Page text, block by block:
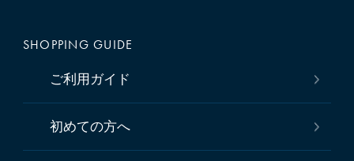
SHOPPING GUIDE
ご利用ガイド
初めての方へ